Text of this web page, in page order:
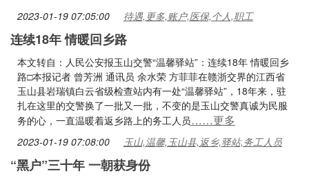
2023-01-19 07:05:00 待遇,更多,账户,医保,个人,职工
连续18年 情暖回乡路
本文转自：人民公安报玉山交警“温馨驿站”：连续18年 情暖回乡
路□本报记者 曾芳洲 通讯员 余水荣 方菲菲在赣浙交界的江西省
玉山县岩瑞镇白云省级检查站内有一处“温馨驿站”，18年来，驻
扎在这里的交警换了一批又一批，不变的是玉山交警真诚为民服
务的心，一直温暖着返乡路上的务工人员……更多
2023-01-19 07:08:00 玉山,温馨,玉山县,返乡,驿站,务工人员
“黑户”三十年 一朝获身份